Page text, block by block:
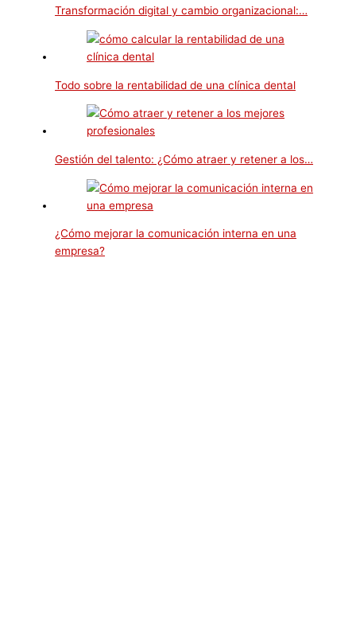
Transformación digital y cambio organizacional:…
Todo sobre la rentabilidad de una clínica dental
Gestión del talento: ¿Cómo atraer y retener a los…
¿Cómo mejorar la comunicación interna en una
empresa?